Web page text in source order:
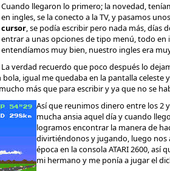
Cuando llegaron lo primero; la novedad,
en ingles, se la conecto a la TV, y pasamos
cursor, se podía escribir pero nada más, días
entrar a unas opciones de tipo menú, todo en
entendíamos muy bien, nuestro ingles era
La verdad recuerdo que poco después lo
igual me quedaba en la pantalla
más que para escribir y ya que no se
Así que reunimos dinero entre los 2
mucha ansia aquel día y cuando
logramos encontrar la manera de
divirtiéndonos y jugando, luego nos
época en la consola ATARI 2600,
mi hermano y me ponía a jugar el